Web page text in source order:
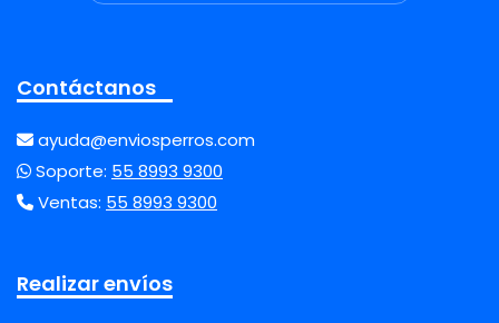
Contáctanos
ayuda@enviosperros.com
Soporte: 55 8993 9300
Ventas: 55 8993 9300
Realizar envíos